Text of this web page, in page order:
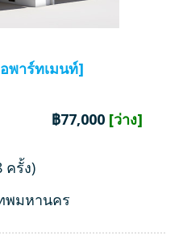
พาร์ทเมนท์]
฿77,000 [ว่าง]
ครั้ง)
พมหานคร